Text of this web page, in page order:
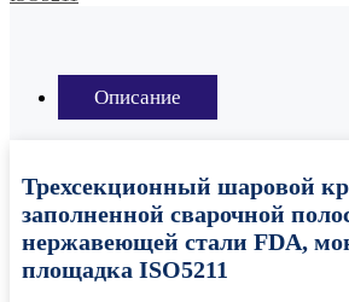
Описание
Трехсекционный шаровой
заполненной сварочной
нержавеющей стали FDA,
площадка ISO5211